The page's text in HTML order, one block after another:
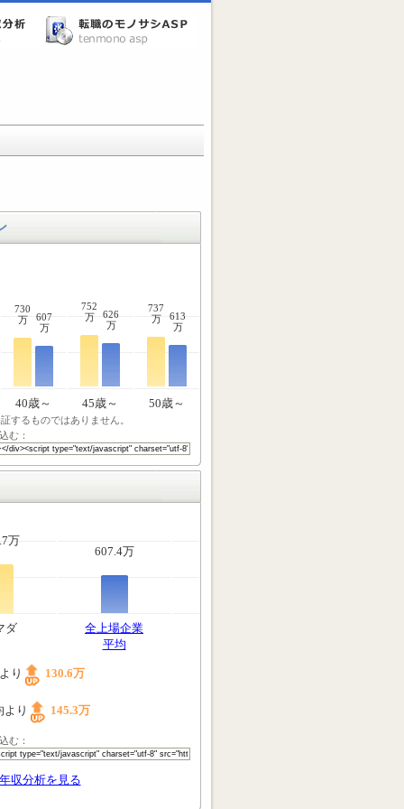
730
万
607
万
752
万
626
万
737
万
613
万
40歳～ 45歳～ 50歳～
するものではありません。
む：
万
607.4万
ダ
全上場企業
平均
り 130.6万
より 145.3万
む：
収分析を見る